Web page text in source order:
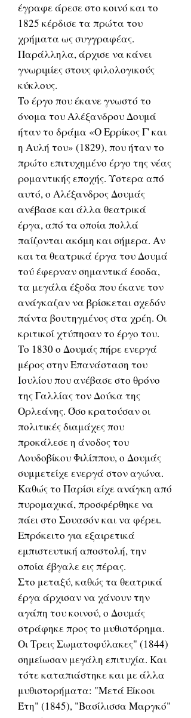
έγραφε άρεσε στο κοινό και το
1825 κέρδισε τα πρώτα του
χρήματα ως συγγραφέας.
Παράλληλα, άρχισε να κάνει
γνωριμίες στους φιλολογικούς
κύκλους.
Το έργο που έκανε γνωστό το
όνομα του Αλέξανδρου Δουμά
ήταν το δράμα «Ο Ερρίκος Γ' και
η Αυλή του» (1829), που ήταν το
πρώτο επιτυχημένο έργο της νέας
ρομαντικής εποχής. Ύστερα από
αυτό, ο Αλέξανδρος Δουμάς
ανέβασε και άλλα θεατρικά
έργα, από τα οποία πολλά
παίζονται ακόμη και σήμερα. Αν
και τα θεατρικά έργα του Δουμά
τού έφερναν σημαντικά έσοδα,
τα μεγάλα έξοδα που έκανε τον
ανάγκαζαν να βρίσκεται σχεδόν
πάντα βουτηγμένος στα χρέη. Οι
κριτικοί χτύπησαν το έργο του.
Το 1830 ο Δουμάς πήρε ενεργά
μέρος στην Επανάσταση του
Ιουλίου που ανέβασε στο θρόνο
της Γαλλίας τον Δούκα της
Ορλεάνης. Όσο κρατούσαν οι
πολιτικές διαμάχες που
προκάλεσε η άνοδος του
Λουδοβίκου Φιλίππου, ο Δουμάς
συμμετείχε ενεργά στον αγώνα.
Καθώς το Παρίσι είχε ανάγκη από
πυρομαχικά, προσφέρθηκε να
πάει στο Σουασόν και να φέρει.
Επρόκειτο για εξαιρετικά
εμπιστευτική αποστολή, την
οποία έβγαλε εις πέρας.
Στο μεταξύ, καθώς τα θεατρικά
έργα άρχισαν να χάνουν την
αγάπη του κοινού, ο Δουμάς
στράφηκε προς το μυθιστόρημα.
Οι Τρεις Σωματοφύλακες" (1844)
σημείωσαν μεγάλη επιτυχία. Και
τότε καταπιάστηκε και με άλλα
μυθιστορήματα: "Μετά Είκοσι
Έτη" (1845), "Βασίλισσα Μαργκό"